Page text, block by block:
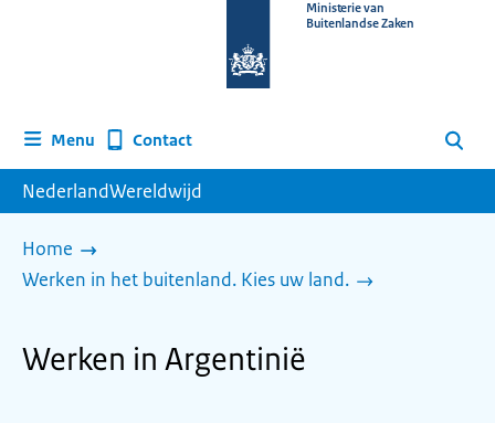
homepage
Ministerie van
Buitenlandse Zaken
Menu Contact Zoeken
NederlandWereldwijd
Home
Werken in het buitenland. Kies uw land.
Werken in Argentinië